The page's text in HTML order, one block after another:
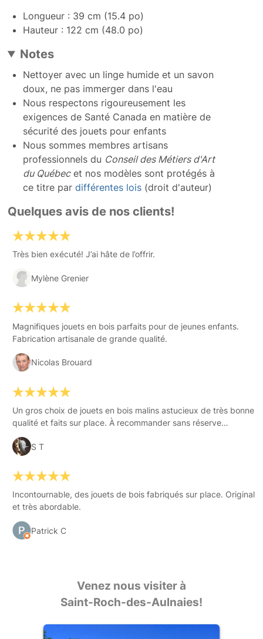
Longueur : 39 cm (15.4 po)
Hauteur : 122 cm (48.0 po)
Notes
Nettoyer avec un linge humide et un savon
doux, ne pas immerger dans l'eau
Nous respectons rigoureusement les
exigences de Santé Canada en matière de
sécurité des jouets pour enfants
Nous sommes membres artisans
professionnels du Conseil des Métiers d'Art
du Québecet nos modèles sont protégés à
ce titre par différentes lois(droit d'auteur)
Quelques avis de nos clients!
Très bien exécuté! J’ai hâte de l’offrir.
Mylène Grenier
Magnifiques jouets en bois parfaits pour de jeunes enfants.
Fabrication artisanale de grande qualité.
Nicolas Brouard
Un gros choix de jouets en bois malins astucieux de très bonne
qualité et faits sur place. À recommander sans réserve…
S T
Incontournable, des jouets de bois fabriqués sur place. Original
et très abordable.
Patrick C
Venez nous visiter à
Saint-Roch-des-Aulnaies!